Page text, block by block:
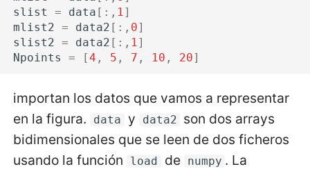
slist
= data [:, 1 ]
mlist2 = data2 [:, 0]
slist2 = data2 [:, 1 ]
Npoints
= [4 , 5 , 7 , 10 , 20]
importan los datos que vamos a representar
en la figura.
data y data2 son dos arrays
bidimensionales que se leen de dos ficheros
usando la función
load de numpy . La